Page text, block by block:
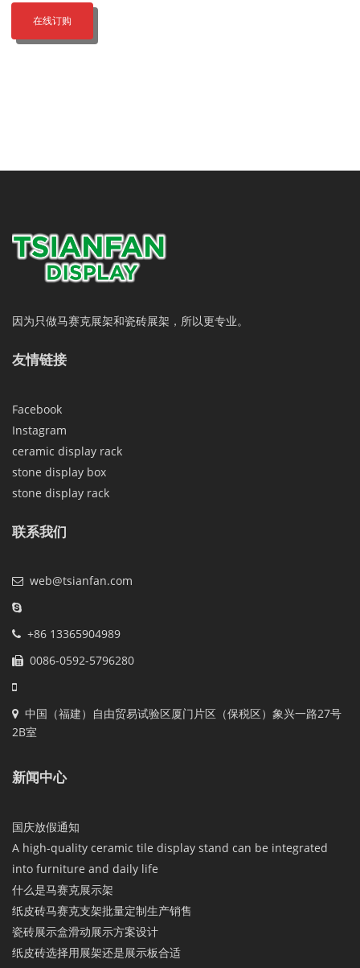
在线订购
因为只做马赛克展架和瓷砖展架，所以更专业。
友情链接
Facebook
Instagram
ceramic display rack
stone display box
stone display rack
联系我们
web@tsianfan.com
+86 13365904989
0086-0592-5796280
中国（福建）自由贸易试验区厦门片区（保税区）象兴一路27号
2B室
新闻中心
国庆放假通知
A high-quality ceramic tile display stand can be integrated
into furniture and daily life
什么是马赛克展示架
纸皮砖马赛克支架批量定制生产销售
瓷砖展示盒滑动展示方案设计
纸皮砖选择用展架还是展示板合适